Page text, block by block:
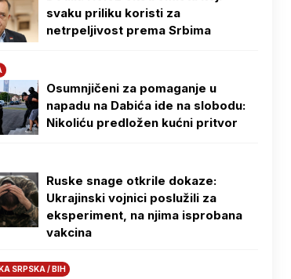
svaku priliku koristi za
netrpeljivost prema Srbima
Osumnjičeni za pomaganje u
napadu na Dabića ide na slobodu:
Nikoliću predložen kućni pritvor
Ruske snage otkrile dokaze:
Ukrajinski vojnici poslužili za
eksperiment, na njima isprobana
vakcina
SRPSKA / BIH